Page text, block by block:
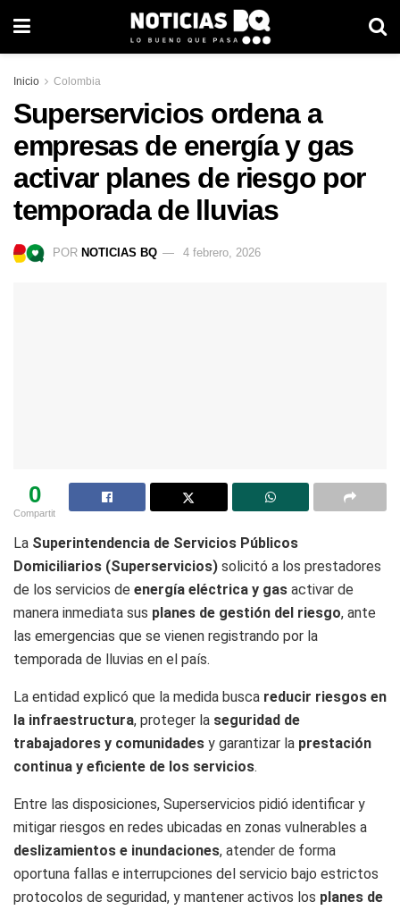
Inicio Colombia
Superservicios ordena a
empresas de energía y gas
activar planes de riesgo por
temporada de lluvias
POR NOTICIAS BQ 4 febrero, 2026
0
Compartit
La Superintendencia de Servicios Públicos
Domiciliarios (Superservicios) solicitó a los prestadores
de los servicios de energía eléctrica y gas activar de
manera inmediata sus planes de gestión del riesgo, ante
las emergencias que se vienen registrando por la
temporada de lluvias en el país.
La entidad explicó que la medida busca reducir riesgos en
la infraestructura, proteger la seguridad de
trabajadores y comunidades y garantizar la prestación
continua y eficiente de los servicios.
Entre las disposiciones, Superservicios pidió identificar y
mitigar riesgos en redes ubicadas en zonas vulnerables a
deslizamientos e inundaciones, atender de forma
oportuna fallas e interrupciones del servicio bajo estrictos
protocolos de seguridad, y mantener activos los planes de